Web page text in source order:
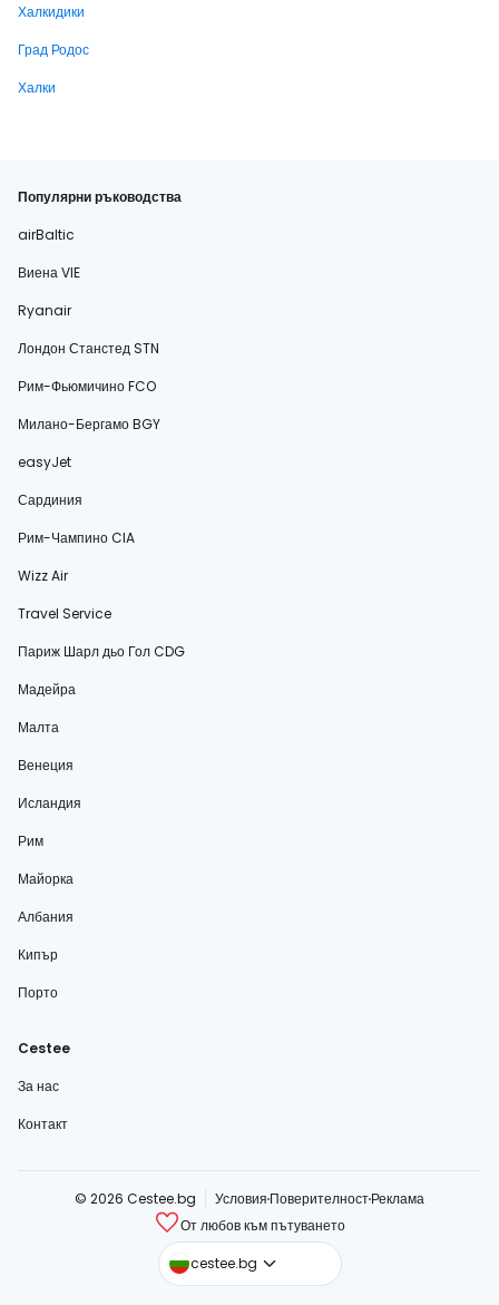
Халкидики
Град Родос
Халки
Популярни ръководства
airBaltic
Виена VIE
Ryanair
Лондон Станстед STN
Рим-Фьюмичино FCO
Милано-Бергамо BGY
easyJet
Сардиния
Рим-Чампино CIA
Wizz Air
Travel Service
Париж Шарл дьо Гол CDG
Мадейра
Малта
Венеция
Исландия
Рим
Майорка
Албания
Кипър
Порто
Cestee
За нас
Контакт
© 2026 Cestee.bg Условия ПоверителностРеклама
От любов към пътуването
cestee.bg
cestee.com
cestee.sk